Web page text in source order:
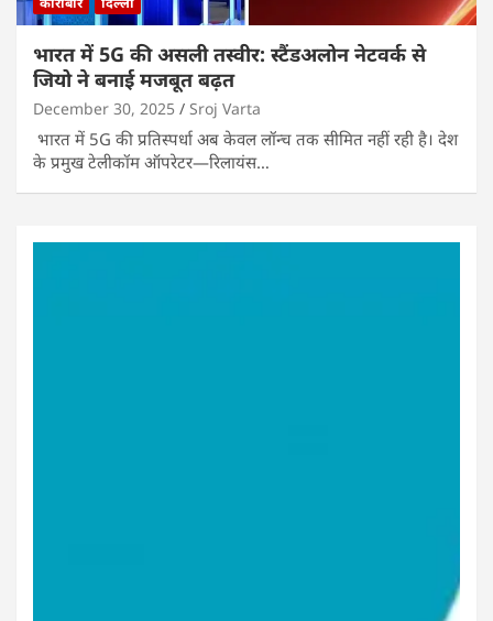
भारत में 5G की असली तस्वीर: स्टैंडअलोन नेटवर्क से
जियो ने बनाई मजबूत बढ़त
December 30, 2025 Sroj Varta
भारत में 5G की प्रतिस्पर्धा अब केवल लॉन्च तक सीमित नहीं रही है। देश
के प्रमुख टेलीकॉम ऑपरेटर—रिलायंस…